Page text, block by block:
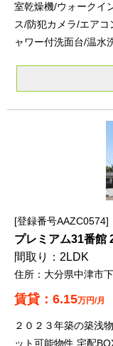
室乾燥機/ウォークイ
ス/防犯カメラ/エア
ャワー付洗面台/温水
登録番号AAZC0574
プレミアム31番館
2LDK
大分県中津市
6.15万円/月
２０２３年築の築浅
ット可能物件 宅配